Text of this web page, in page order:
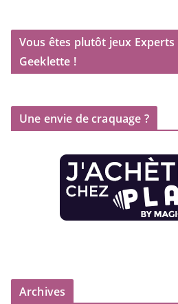
Vous êtes plutôt jeux Experts
Geeklette !
Une envie de craquage ?
Archives